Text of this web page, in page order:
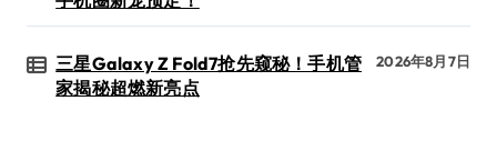
三星Galaxy Z Fold7抢先窥秘！手机管
家揭秘超燃新亮点
2026年8月7日